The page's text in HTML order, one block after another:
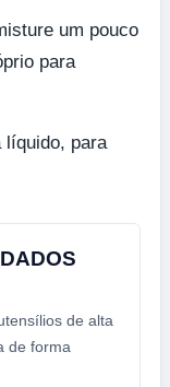
um pouco
para
líquido, para
de alta
de forma